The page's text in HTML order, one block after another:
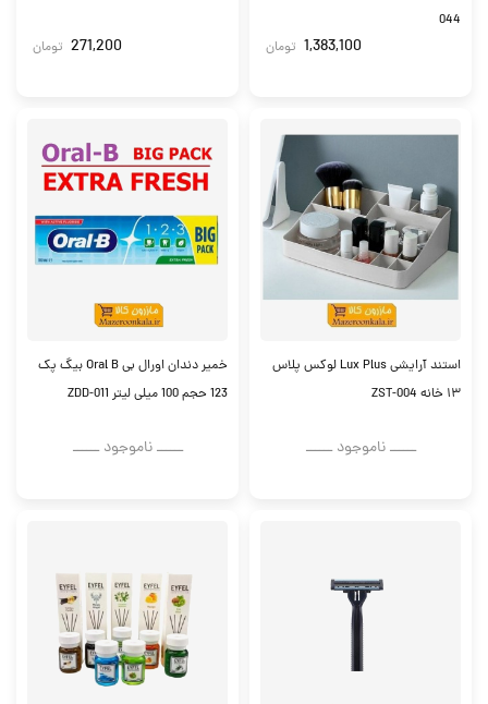
044
1,383,100 تومان 271,200 تومان
استند آرایشی Lux Plus لوکس پلاس
۱۳ خانه ZST-004
ــــــ ناموجود ــــــ
خمیر دندان اورال بی Oral B بیگ پک
123 حجم 100 میلی لیتر ZDD-011
ــــــ ناموجود ــــــ